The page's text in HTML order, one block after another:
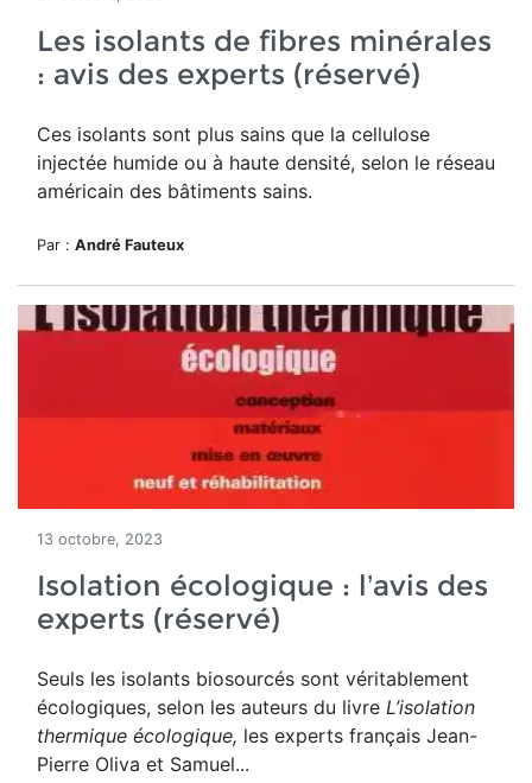
Les isolants de fibres minérales
: avis des experts (réservé)
Ces isolants sont plus sains que la cellulose
injectée humide ou à haute densité, selon le réseau
américain des bâtiments sains.
Par : André Fauteux
13 octobre, 2023
Isolation écologique : l’avis des
experts (réservé)
Seuls les isolants biosourcés sont véritablement
écologiques, selon les auteurs du livre L’isolation
thermique écologique, les experts français Jean-
Pierre Oliva et Samuel...